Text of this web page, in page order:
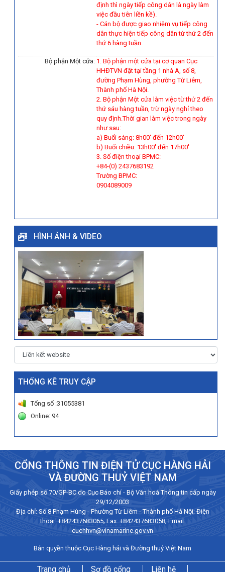
định thì ngày tiếp công dân là ngày làm
việc đầu tiên liền kề).
- Cán bộ được giao nhiệm vụ tiếp công
dân thực hiện tiếp công dân từ thứ 2 đến
thứ 6 hàng tuần.
Bộ phận Một cửa: 1. Bộ phận một cửa tại cơ quan Cục
HHĐTVN đặt tại tầng 1 nhà A, số 8,
đường Phạm Hùng, phường Từ Liêm,
Thành phố Hà Nội.
2. Bộ phận Một cửa làm việc từ thứ 2 đến
thứ sáu hàng tuần, trừ ngày nghỉ theo
quy định.Thời gian làm việc trong ngày
như sau:
a) Buổi sáng: 8h00' đến 12h00'
b) Buổi chiều: 13h00' đến 17h00'
3. Số điện thoại BPMC:
+84-(0) 2437683192
Trường BPMC:
0904089009
HÌNH ẢNH & VIDEO
THỐNG KÊ TRUY CẬP
Tổng số :31055381
Online: 94
CỔNG THÔNG TIN ĐIỆN TỬ CỤC HÀNG HẢI
VÀ ĐƯỜNG THUỶ VIỆT NAM
Giấy phép số 70/GP-BC do Cục Báo chí - Bộ Văn hoá Thông tin cấp ngày
29/12/2003
Địa chỉ: Số 8 Phạm Hùng - Phường Từ Liêm - Thành phố Hà Nội; Điện
thoại: +842437683065; Fax: +842437683058; Email:
cuchhvn@vinamarine.gov.vn
Bản quyền thuộc Cục Hàng hải và Đường thuỷ Việt Nam
Trang chủ Sơ đồ cổng Liên hệ